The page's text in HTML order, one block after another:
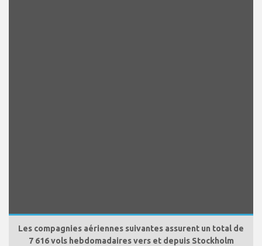
Les compagnies aériennes suivantes assurent un total de
7 616 vols hebdomadaires vers et depuis Stockholm